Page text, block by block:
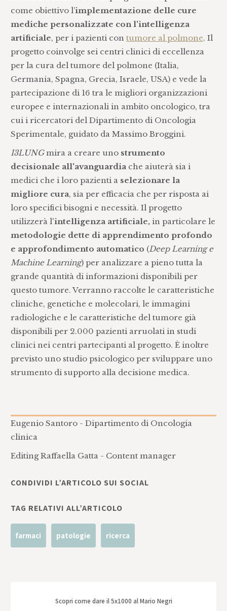
come obiettivo l’implementazione delle cure
mediche personalizzate con l'intelligenza
artificiale, per i pazienti contumore al polmone. Il
progetto coinvolge sei centri clinici di eccellenza
per la cura del tumore del polmone (Italia,
Germania, Spagna, Grecia, Israele, USA) e vede la
partecipazione di 16 tra le migliori organizzazioni
europee e internazionali in ambito oncologico, tra
cui i ricercatori del Dipartimento di Oncologia
Sperimentale, guidato da Massimo Broggini.
I3LUNGmira a creare uno strumento
decisionale all'avanguardia che aiuterà sia i
medici che i loro pazienti a selezionare la
migliore cura, sia per efficacia che per risposta ai
loro specifici bisogni e necessità. Il progetto
utilizzerà l'intelligenza artificiale, in particolare le
metodologie dette di apprendimento profondo
e approfondimento automatico (Deep Learning e
Machine Learning) per analizzare a pieno tutta la
grande quantità di informazioni disponibili per
questo tumore. Verranno raccolte le caratteristiche
cliniche, genetiche e molecolari, le immagini
radiologiche e le caratteristiche del tumore già
disponibili per 2.000 pazienti arruolati in studi
clinici nei centri partecipanti al progetto. È inoltre
previsto uno studio psicologico per sviluppare uno
strumento di supporto alla decisione medica.
Eugenio Santoro - Dipartimento di Oncologia
clinica
Editing Raffaella Gatta - Content manager
CONDIVIDI L’ARTICOLO SUI SOCIAL
TAG RELATIVI ALL’ARTICOLO
farmaci patologie ricerca
Scopri come dare il 5x1000 al Mario Negri